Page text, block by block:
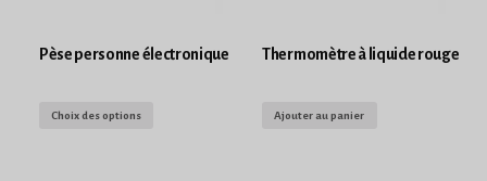
Pèse personne électronique
Choix des options
Thermomètre à liquide rouge
Ajouter au panier